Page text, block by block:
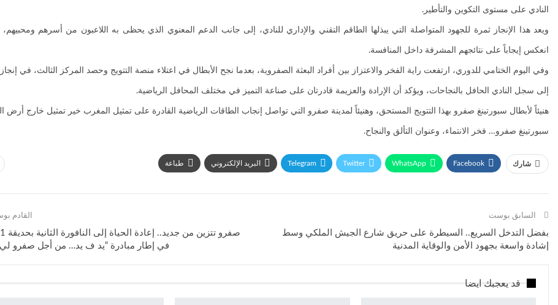
النادي على مستوى التكوين والتأطير.
ويعد هذا الإنجاز ثمرة للجهود المتواصلة التي يبذلها الطاقم التقني والإداري للنادي، إلى جانب الدعم المعنوي الذي يحظى به اللاعبون من أسرهم
انعكس إيجاباً على نتائجهم المشرفة داخل المنافسة.
وفي اليوم الختامي للدوري، ارتفعت راية الفخر والاعتزاز بين أفراد البعثة الصفروية، بعدما نجح الأبطال في اعتلاء منصة التتويج وحصد المركز الثالث، في
إلى سجل النادي الحافل بالنجاحات، ويؤكد أن الإرادة والعزيمة قادرتان على صناعة التميز في مختلف المحافل الرياضية.
هنيئاً لأبطال سبورتينغ صفرو بهذا التتويج المستحق، وهنيئاً لمدينة صفرو التي تواصل إنجاب الطاقات الرياضية القادرة على تمثيل المغرب خير تمثيل خارج أرض
سبورتينغ صفرو… فخر الانتماء، وعنوان التألق والنجاح.
شارك Facebook
WhatsApp
Twitter
Telegram البريد الإلكتروني طباعة
السابق بوست
بفضل التدخل السريع.. السيطرة على حريق شارع الجيش الملكي وسط
إشادة واسعة بجهود الأمن والوقاية المدنية
القادم
في إطار مبادرة “يد ف يد… من أجل صفرو لي
قد يعجبك ايضا